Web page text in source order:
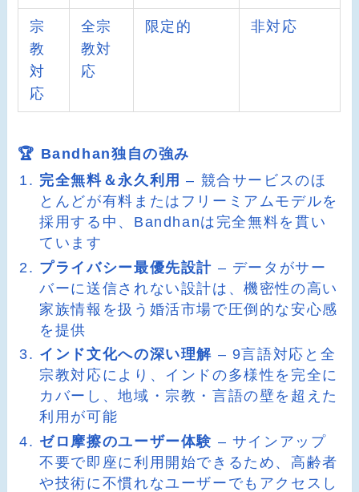
宗
教
対
応
全宗
教対
応
限定的 非対応
🏆 Bandhan独自の強み
完全無料＆永久利用 – 競合サービスのほ
とんどが有料またはフリーミアムモデルを
採用する中、Bandhanは完全無料を貫い
ています
プライバシー最優先設計 – データがサー
バーに送信されない設計は、機密性の高い
家族情報を扱う婚活市場で圧倒的な安心感
を提供
インド文化への深い理解 – 9言語対応と全
宗教対応により、インドの多様性を完全に
カバーし、地域・宗教・言語の壁を超えた
利用が可能
ゼロ摩擦のユーザー体験 – サインアップ
不要で即座に利用開始できるため、高齢者
や技術に不慣れなユーザーでもアクセスし